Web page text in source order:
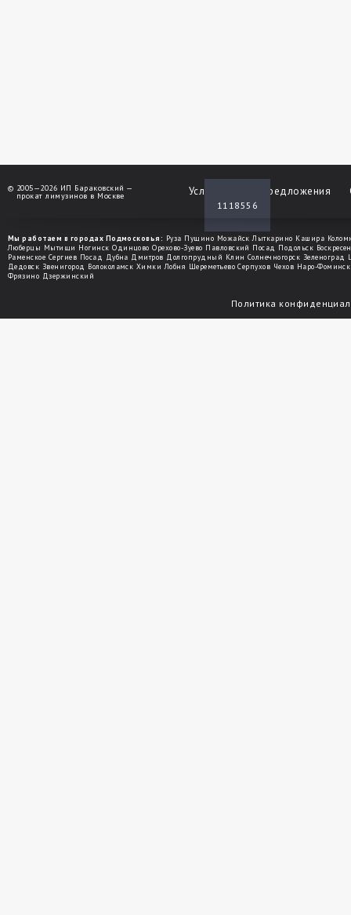
Услуги Спецпредложения
1118556
© 2005—2026 ИП Бараковский —
прокат лимузинов в Москве
Мы работаем в городах Подмосковья: Руза Пущино Можайск Лыткарино Кашира
Люберцы Мытищи Ногинск Одинцово Орехово-Зуево Павловский Посад Подольск
Раменское Сергиев Посад Дубна Дмитров Долгопрудный Клин Солнечногорск Зеленоград
Дедовск Звенигород Волоколамск Химки Лобня Шереметьево Серпухов Чехов Наро-Фоминск
Фрязино Дзержинский
Политика